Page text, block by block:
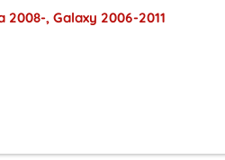
2008-, Galaxy 2006-2011